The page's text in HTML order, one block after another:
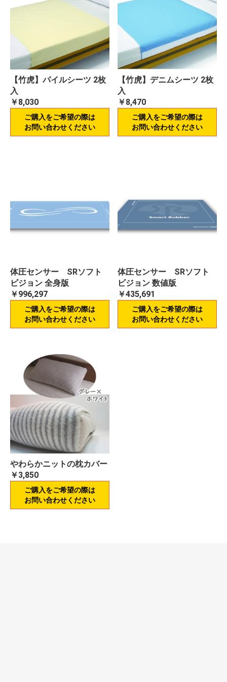
【竹虎】パイルシーツ 2枚
入
￥8,030
ご購入をご希望の際は
お問い合わせください
【竹虎】デニムシーツ 2枚
入
￥8,470
ご購入をご希望の際は
お問い合わせください
体圧センサー SRソフト
ビジョン 全身版
￥996,297
ご購入をご希望の際は
お問い合わせください
体圧センサー SRソフト
ビジョン 数値版
￥435,691
ご購入をご希望の際は
お問い合わせください
やわらかニットの枕カバー
￥3,850
ご購入をご希望の際は
お問い合わせください